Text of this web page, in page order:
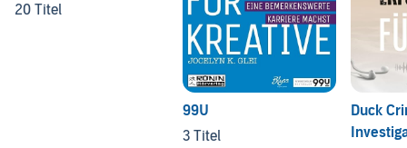
20 Titel
99U
3 Titel
Duck